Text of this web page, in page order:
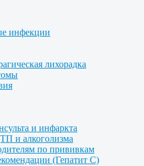
инфекции
лихорадка
и инфаркта
и алкоголизма
по прививкам
(Гепатит С)